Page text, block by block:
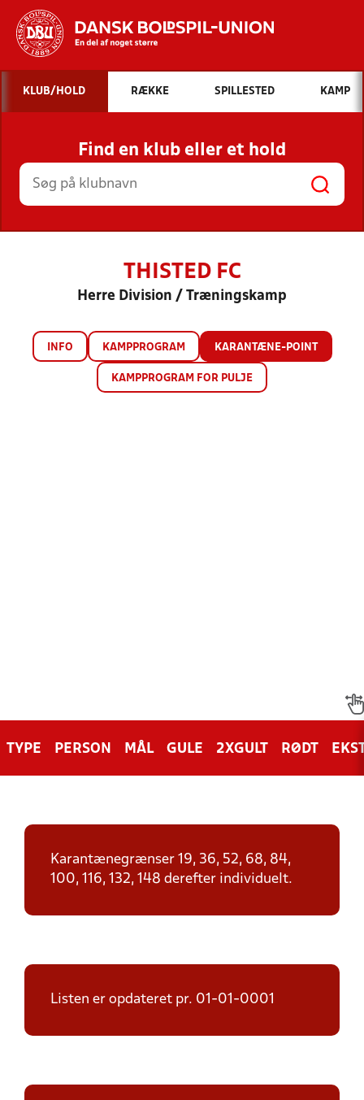
Hvad vil du søge efter?
INDHOLD OG NYHEDER
STILLINGER, RESULTATER, KLUBBER OG
HOLD
KLUB/HOLD RÆKKE SPILLESTED KAMP
Find en klub eller et hold
THISTED FC
Herre Division / Træningskamp
INFO KAMPPROGRAM KARANTÆNE-POINT
KAMPPROGRAM FOR PULJE
TYPE PERSON MÅL GULE 2XGULT RØDT
Karantænegrænser 19, 36, 52, 68, 84,
100, 116, 132, 148 derefter individuelt.
Listen er opdateret pr. 01-01-0001